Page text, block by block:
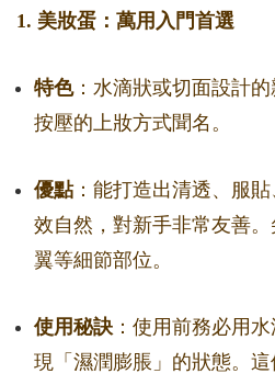
1. 美妝蛋：萬用入門首選
特色：水滴狀或切面設計的
按壓的上妝方式聞名。
優點：能打造出清透、服
效自然，對新手非常友善
翼等細節部位。
使用秘訣 ：使用前務必用
現「濕潤膨脹」的狀態。